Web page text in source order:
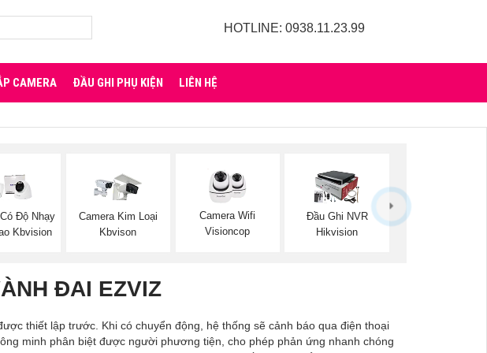
HOTLINE: 0938.11.23.99
CAMERA ĐẦU GHI PHỤ KIỆN LIÊN HỆ
Độ Nhạy
Kbvision
Camera Kim Loại
Kbvison
Camera Wifi
Visioncop
Đầu Ghi NVR
Hikvision
ĐAI EZVIZ
thiết lập trước. Khi có chuyển động, hệ thống sẽ cảnh báo qua điện thoại
minh phân biệt được người phương tiện, cho phép phản ứng nhanh chóng